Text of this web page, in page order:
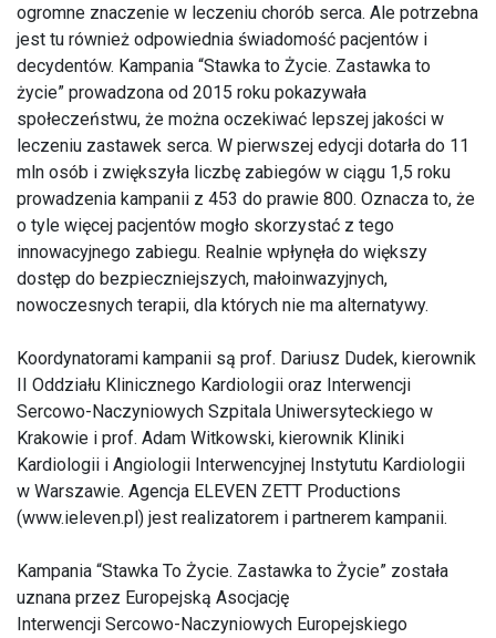
ogromne znaczenie w leczeniu chorób serca. Ale potrzebna
jest tu również odpowiednia świadomość pacjentów i
decydentów. Kampania “Stawka to Życie. Zastawka to
życie” prowadzona od 2015 roku pokazywała
społeczeństwu, że można oczekiwać lepszej jakości w
leczeniu zastawek serca. W pierwszej edycji dotarła do 11
mln osób i zwiększyła liczbę zabiegów w ciągu 1,5 roku
prowadzenia kampanii z 453 do prawie 800. Oznacza to, że
o tyle więcej pacjentów mogło skorzystać z tego
innowacyjnego zabiegu. Realnie wpłynęła do większy
dostęp do bezpieczniejszych, małoinwazyjnych,
nowoczesnych terapii, dla których nie ma alternatywy.
Koordynatorami kampanii są prof. Dariusz Dudek, kierownik
II Oddziału Klinicznego Kardiologii oraz Interwencji
Sercowo-Naczyniowych Szpitala Uniwersyteckiego w
Krakowie i prof. Adam Witkowski, kierownik Kliniki
Kardiologii i Angiologii Interwencyjnej Instytutu Kardiologii
w Warszawie. Agencja ELEVEN ZETT Productions
(www.ieleven.pl) jest realizatorem i partnerem kampanii.
Kampania “Stawka To Życie. Zastawka to Życie” została
uznana przez Europejską Asocjację
Interwencji Sercowo-Naczyniowych Europejskiego